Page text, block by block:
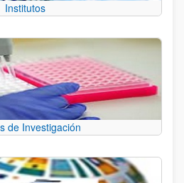
Institutos
de Investigación